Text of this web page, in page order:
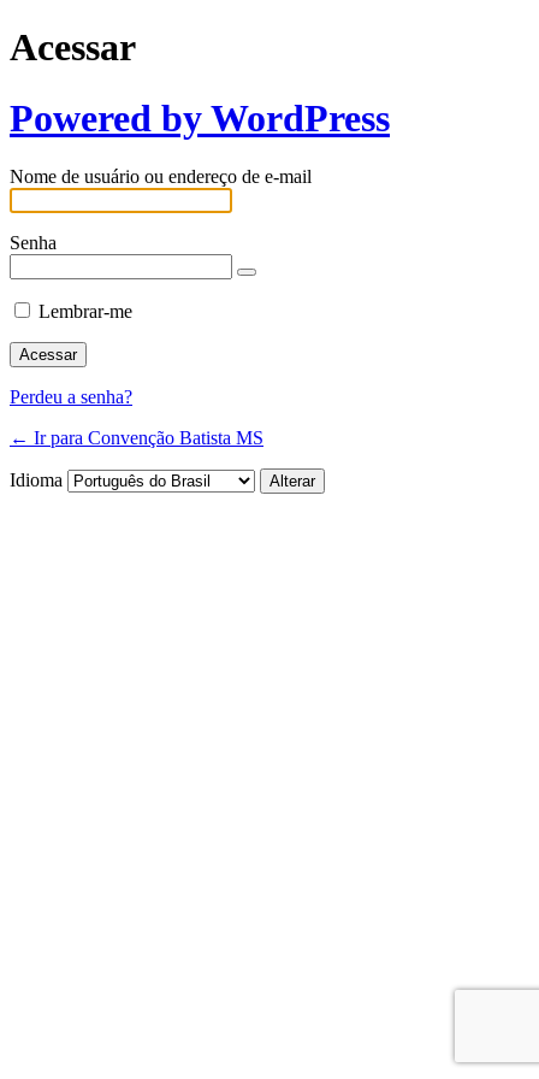
Acessar
Powered by WordPress
Nome de usuário ou endereço de e-mail
Senha
Lembrar-me
Perdeu a senha?
← Ir para Convenção Batista MS
Idioma